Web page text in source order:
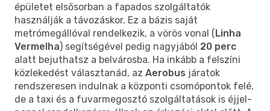
épületet elsősorban a fapados szolgáltatók
használják a távozáskor. Ez a bázis saját
metrómegállóval rendelkezik, a vörös vonal (Linha
Vermelha) segítségével pedig nagyjából 20 perc
alatt bejuthatsz a belvárosba. Ha inkább a felszíni
közlekedést választanád, az Aerobus járatok
rendszeresen indulnak a központi csomópontok felé,
de a taxi és a fuvarmegosztó szolgáltatások is éjjel-